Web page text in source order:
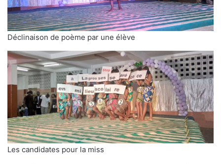
Déclinaison de poème par une élève
Les candidates pour la miss